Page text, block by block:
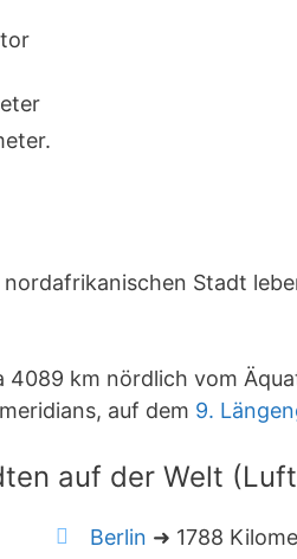
nordafrikanischen Stadt
4089 km nördlich vom
auf dem 9.
auf der Welt
Berlin ➜ 1788